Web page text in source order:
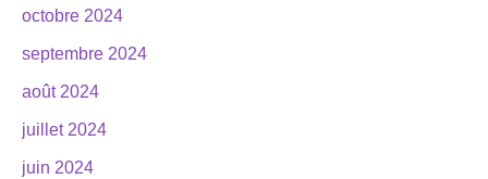
octobre 2024
septembre 2024
août 2024
juillet 2024
juin 2024